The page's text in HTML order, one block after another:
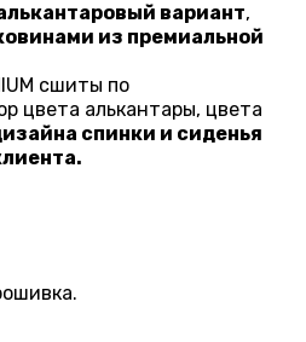
вариант,
из премиальной
сшиты по
цвета алькантары, цвета
спинки и сиденья